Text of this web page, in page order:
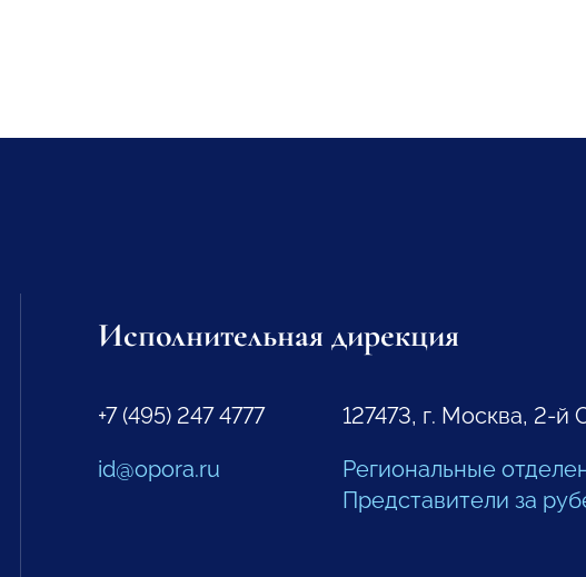
Исполнительная дирекция
+7 (495) 247 4777
id@opora.ru
127473, г. Москва, 2-й
Региональные
Представители за